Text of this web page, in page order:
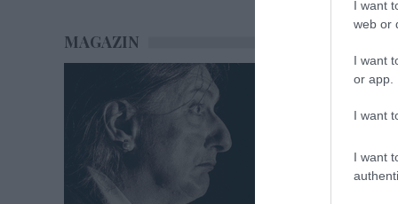
I want
web or
I want
or app.
I want
I want
MAGAZIN